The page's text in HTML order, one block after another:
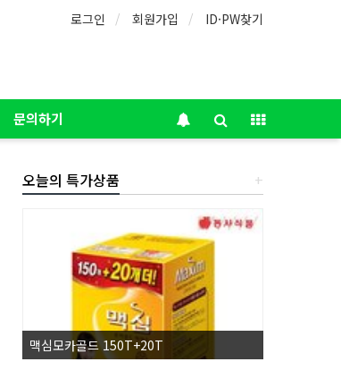
로그인 회원가입 ID·PW찾기
문의하기
+
오늘의 특가상품
맥심모카골드 150T+20T